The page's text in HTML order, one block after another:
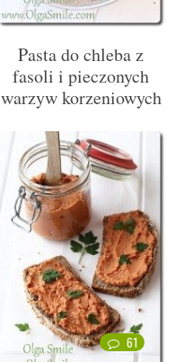
Pasta do chleba z
fasoli i pieczonych
warzyw korzeniowych
61